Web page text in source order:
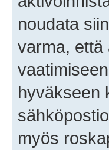
noudata
varma, että
hyväkseen
myös